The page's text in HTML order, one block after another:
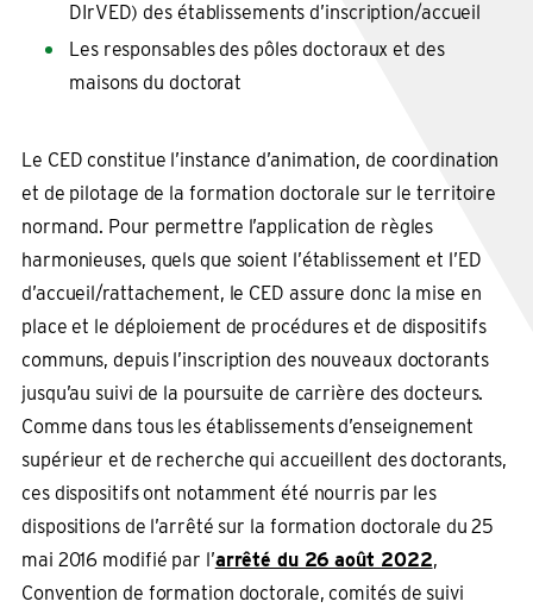
DIrVED) des établissements d’inscription/accueil
Les responsables des pôles doctoraux et des
maisons du doctorat
Le CED constitue l’instance d’animation, de coordination
et de pilotage de la formation doctorale sur le territoire
normand. Pour permettre l’application de règles
harmonieuses, quels que soient l’établissement et l’ED
d’accueil/rattachement, le CED assure donc la mise en
place et le déploiement de procédures et de dispositifs
communs, depuis l’inscription des nouveaux doctorants
jusqu’au suivi de la poursuite de carrière des docteurs.
Comme dans tous les établissements d’enseignement
supérieur et de recherche qui accueillent des doctorants,
ces dispositifs ont notamment été nourris par les
dispositions de l’arrêté sur la formation doctorale du 25
mai 2016 modifié par l’arrêté du 26 août 2022,
Convention de formation doctorale, comités de suivi